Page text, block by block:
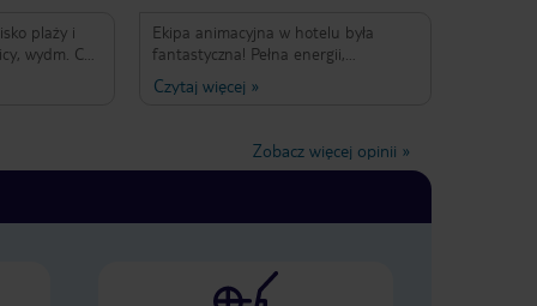
plaży i
wydm. Co
jest
Ekipa animacyjna w hotelu była
fantastyczna! Pełna energii,
kreatywna i zaangażowana.
Organizowali świetne atrakcje dla
niezapomnianą atmosferę wakacji.
Zawsze uśmiechnięci, dbali o dobrą
Bardzo dobra robota!
Czytaj więcej »
Zobacz więcej opinii »